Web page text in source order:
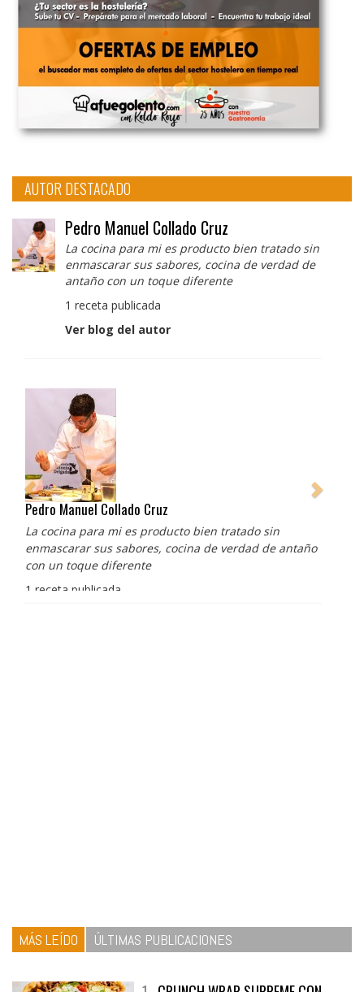
AUTOR DESTACADO
Pedro Manuel Collado Cruz
La cocina para mi es producto bien tratado sin
enmascarar sus sabores, cocina de verdad de
antaño con un toque diferente
1 receta publicada
Ver blog del autor
Pedro Manuel Collado Cruz
La cocina para mi es producto bien tratado sin
enmascarar sus sabores, cocina de verdad de antaño
con un toque diferente
1 receta publicada